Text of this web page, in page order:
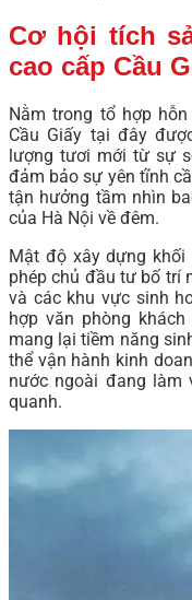
Cơ hội tích
cao cấp Cầu
Nằm trong tổ hợp
Cầu Giấy tại đây
lượng tươi mới từ sự
đảm bảo sự yên tĩnh
tận hưởng tầm nhìn
của Hà Nội về đêm.
Mật độ xây dựng khối
phép chủ đầu tư bố trí
và các khu vực sinh
hợp văn phòng
mang lại tiềm năng
thể vận hành kinh
nước ngoài đang làm
quanh.